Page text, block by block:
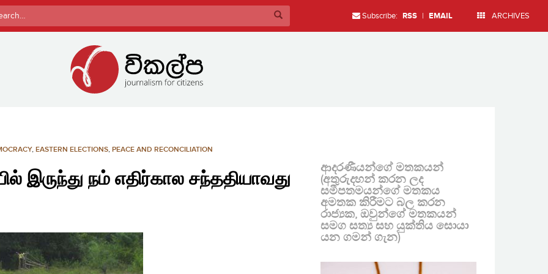
Subscribe: RSS | EMAIL ARCHIVES
, EASTERN ELECTIONS, PEACE AND RECONCILIATION
இருந்து நம் எதிர்கால சந்ததியாவது
ආදරණීයන්ගේ මතකයන්
(අතුරුදහන් කරන ලද
සමීපතමයන්ගේ මතකය
අමතක කිරීමට බල කරන
රාජ්‍යක, ඔවුන්ගේ මතකයන්
සමග සත්‍ය සහ යුක්තිය සොයා
යන ගමන් ගැන)